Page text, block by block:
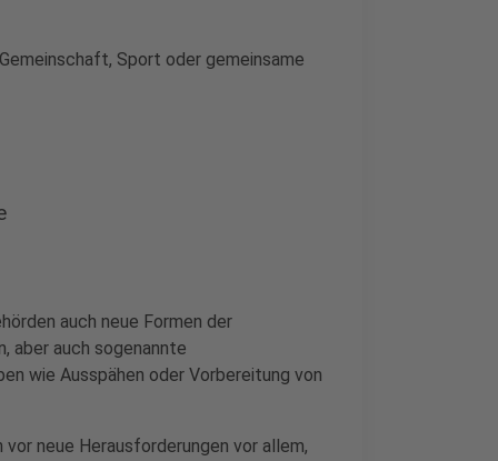
Sport oder gemeinsame
auch neue Formen der
aber auch sogenannte
wie Ausspähen oder Vorbereitung von
neue Herausforderungen vor allem,